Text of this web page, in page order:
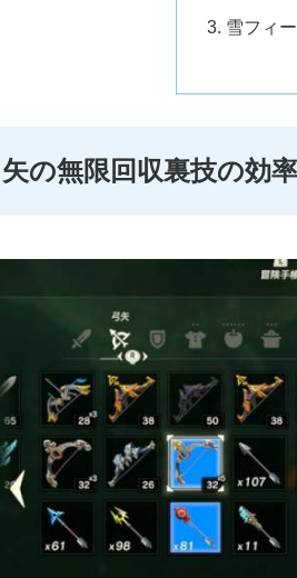
雪フィ
の無限回収裏技の効